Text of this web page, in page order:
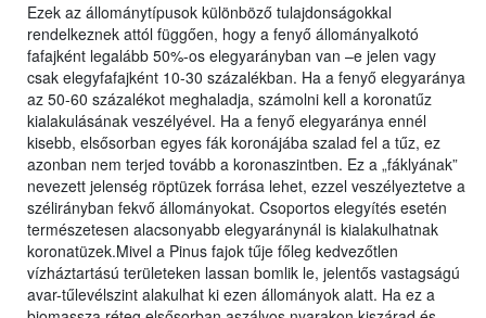
Ezek az állománytípusok különböző tulajdonságokkal
rendelkeznek attól függően, hogy a fenyő állományalkotó
fafajként legalább 50%-os elegyarányban van –e jelen vagy
csak elegyfafajként 10-30 százalékban. Ha a fenyő elegyaránya
az 50-60 százalékot meghaladja, számolni kell a koronatűz
kialakulásának veszélyével. Ha a fenyő elegyaránya ennél
kisebb, elsősorban egyes fák koronájába szalad fel a tűz, ez
azonban nem terjed tovább a koronaszintben. Ez a „fáklyának”
nevezett jelenség röptüzek forrása lehet, ezzel veszélyeztetve a
szélirányban fekvő állományokat. Csoportos elegyítés esetén
természetesen alacsonyabb elegyaránynál is kialakulhatnak
koronatüzek.Mivel a Pinus fajok tűje főleg kedvezőtlen
vízháztartású területeken lassan bomlik le, jelentős vastagságú
avar-tűlevélszint alakulhat ki ezen állományok alatt. Ha ez a